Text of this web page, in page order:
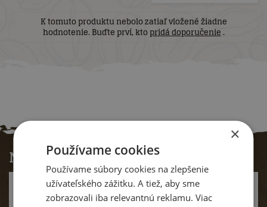
K tomuto produktu nebolo zatiaľ vložené žiadne
hodnotenie. Buďte prví, ktopridá doporučenie.
Nakupujte s nami bez obav
DOPRAVA zadarmo
×
Používame cookies
Používame súbory cookies na zlepšenie
užívateľského zážitku. A tiež, aby sme
zobrazovali iba relevantnú reklamu. Viac